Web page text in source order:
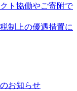
ト協働やご寄附で
制上の優遇措置に
お知らせ